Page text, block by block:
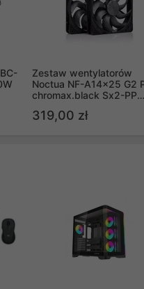
Zestaw wentylatorów
Noctua NF-A14x25 G2
chromax.black Sx2-PP
(2szt)
319,00 zł